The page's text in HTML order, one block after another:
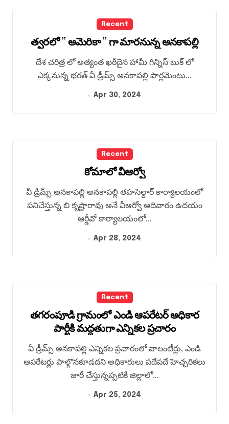
Recent
త్వరలో ” అమెరికా ” గా మారనున్న అనకాపల్లి
దేశ చరిత్ర లో అత్యంత ఖరీదైన హామీ గిన్నిస్ బుక్ లో
ఎక్కనున్న భరత్ వీ డ్రీమ్స్ అనకాపల్లి పార్లమెంటు...
Apr 30, 2024
Recent
కోమాలో వీఆర్వో
వీ డ్రీమ్స్ అనకాపల్లి అనకాపల్లి తహసిల్దార్ కార్యాలయంలో
పనిచేస్తున్న బి కృష్ణారావు అనే వీఆర్వో ఆదివారం ఉదయం
ఆర్డీవో కార్యాలయంలో...
Apr 28, 2024
Recent
తగరంపూడి గ్రామంలో ఎండి ఆపరేటర్ అధికార
పార్టీకి మద్దతుగా ఎన్నికల ప్రచారం
వీ డ్రీమ్స్ అనకాపల్లి ఎన్నికల ప్రచారంలో వాలంటీర్లు, ఎండి
ఆపరేటర్లు పాల్గొనకూడదని అధికారులు పదేపదే హెచ్చరికలు
జారీ చేస్తున్నప్పటికీ జిల్లాలో...
Apr 25, 2024